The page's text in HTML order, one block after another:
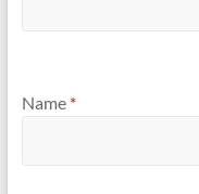
Name *